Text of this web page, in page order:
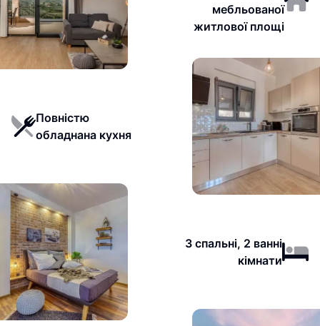
мебльованої
житлової площі
Повністю
обладнана кухня
3 спальні, 2 ванні
кімнати